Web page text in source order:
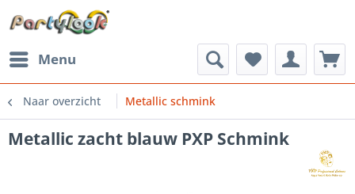
Menu
Naar overzicht Metallic schmink
Metallic zacht blauw PXP Schmink